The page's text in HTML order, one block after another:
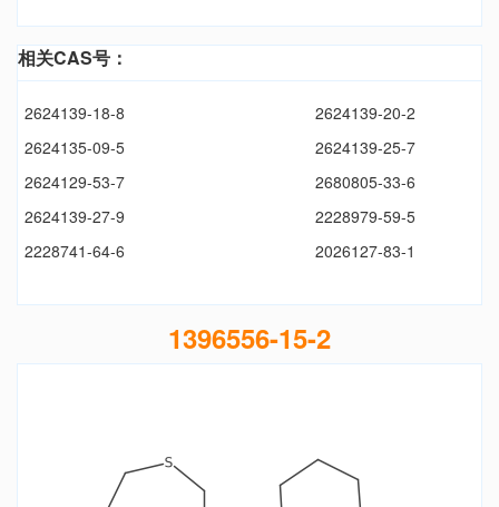
相关CAS号：
2624139-18-8
2624139-20-2
2624135-09-5
2624139-25-7
2624129-53-7
2680805-33-6
2624139-27-9
2228979-59-5
2228741-64-6
2026127-83-1
1396556-15-2